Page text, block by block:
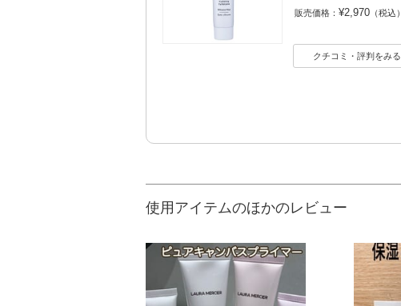
販売価格： ¥2,970 （税込）
クチコミ・評判をみる
使用アイテムのほかのレビュー